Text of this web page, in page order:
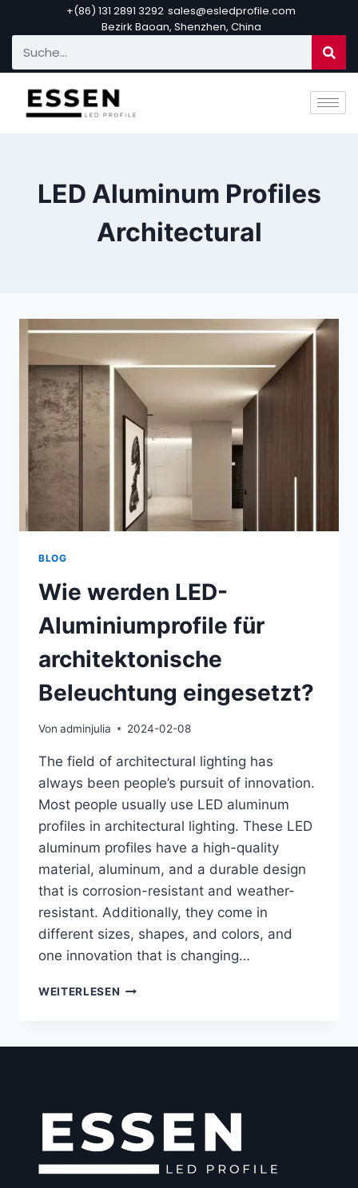
+(86) 131 2891 3292 sales@esledprofile.com
Bezirk Baoan, Shenzhen, China
LED Aluminum Profiles
Architectural
BLOG
Wie werden LED-
Aluminiumprofile für
architektonische
Beleuchtung eingesetzt?
Von adminjulia 2024-02-08
The field of architectural lighting has
always been people’s pursuit of innovation.
Most people usually use LED aluminum
profiles in architectural lighting. These LED
aluminum profiles have a high-quality
material, aluminum, and a durable design
that is corrosion-resistant and weather-
resistant. Additionally, they come in
different sizes, shapes, and colors, and
one innovation that is changing…
WEITERLESEN